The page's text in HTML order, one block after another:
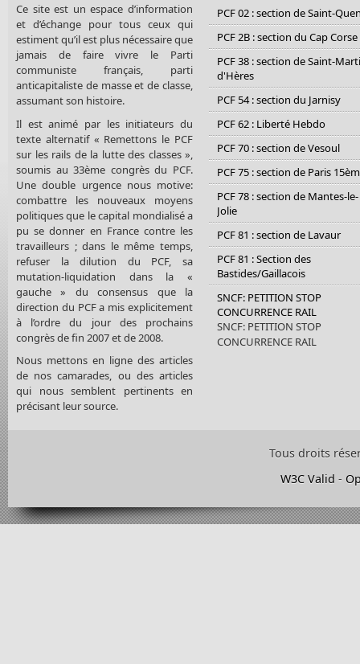
Ce site est un espace d’information
et d’échange pour tous ceux qui
estiment qu’il est plus nécessaire que
jamais de faire vivre le Parti
communiste français, parti
anticapitaliste de masse et de classe,
assumant son histoire.
Il est animé par les initiateurs du
texte alternatif « Remettons le PCF
sur les rails de la lutte des classes »,
soumis au 33ème congrès du PCF.
Une double urgence nous motive:
combattre les nouveaux moyens
politiques que le capital mondialisé a
pu se donner en France contre les
travailleurs ; dans le même temps,
refuser la dilution du PCF, sa
mutation-liquidation dans la «
gauche » du consensus que la
direction du PCF a mis explicitement
à l’ordre du jour des prochains
congrès de fin 2007 et de 2008.
Nous mettons en ligne des articles
de nos camarades, ou des articles
qui nous semblent pertinents en
précisant leur source.
PCF 02 : section de Saint-
PCF 2B : section du Cap Corse
PCF 38 : section de Saint-
d'Hères
PCF 54 : section du Jarnisy
PCF 62 : Liberté Hebdo
PCF 70 : section de Vesoul
PCF 75 : section de Paris
PCF 78 : section de Mantes-le-
Jolie
PCF 81 : section de Lavaur
PCF 81 : Section des
Bastides/Gaillacois
SNCF: PETITION STOP
CONCURRENCE RAIL
SNCF: PETITION STOP
CONCURRENCE RAIL
Tous droits
W3C Valid -